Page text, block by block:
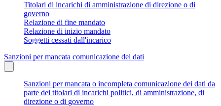
Titolari di incarichi di amministrazione di direzione o di
governo
Relazione di fine mandato
Relazione di inizio mandato
Soggetti cessati dall'incarico
Sanzioni per mancata comunicazione dei dati
Sanzioni per mancata o incompleta comunicazione dei dati da
parte dei titolari di incarichi politici, di amministrazione, di
direzione o di governo